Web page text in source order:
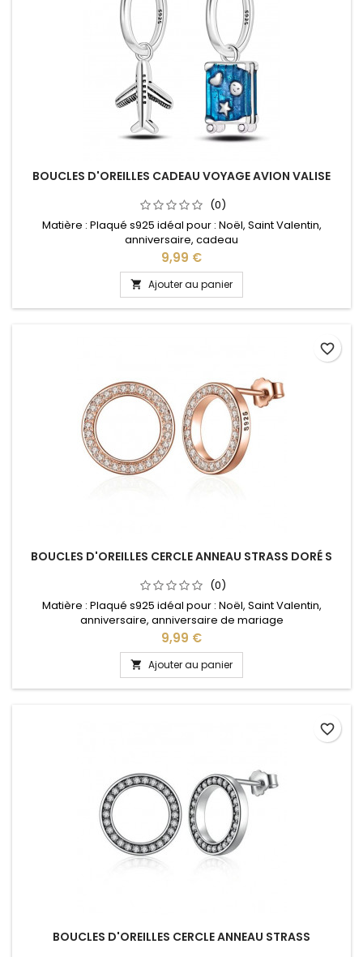
BOUCLES D'OREILLES CADEAU VOYAGE AVION VALISE
(0)
Matière : Plaqué s925 idéal pour : Noël, Saint Valentin,
anniversaire, cadeau
Prix
9,99 €
 Ajouter au panier
BOUCLES D'OREILLES CERCLE ANNEAU STRASS DORÉ S
(0)
Matière : Plaqué s925 idéal pour : Noël, Saint Valentin,
anniversaire, anniversaire de mariage
Prix
9,99 €
 Ajouter au panier
favorite_border
BOUCLES D'OREILLES CERCLE ANNEAU STRASS
favorite_border